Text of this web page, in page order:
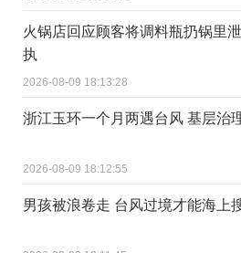
火锅店回应顾客将调料瓶扔锅里
执
2026-08-09 18:13:28
浙江玉环一个月两遇台风 基层治
2026-08-09 18:12:55
男孩被浪卷走 台风过境才能海上